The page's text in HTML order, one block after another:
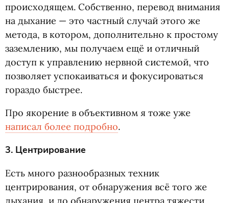
происходящем. Собственно, перевод внимания
на дыхание — это частный случай этого же
метода, в котором, дополнительно к простому
заземлению, мы получаем ещё и отличный
доступ к управлению нервной системой, что
позволяет успокаиваться и фокусироваться
гораздо быстрее.
Про якорение в объективном я тоже уже
написал более подробно.
3. Центрирование
Есть много разнообразных техник
центрирования, от обнаружения всё того же